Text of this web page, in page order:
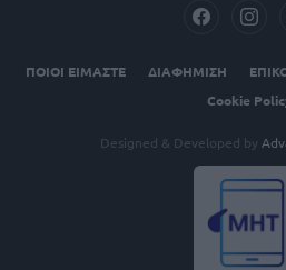
ΠΟΙΟΙ ΕΙΜΑΣΤΕ ΔΙΑΦΗΜΙΣΗ
Cookie
Designed & Developed by